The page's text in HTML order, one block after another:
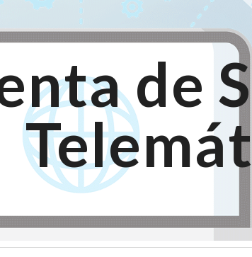
Skip to main content
de